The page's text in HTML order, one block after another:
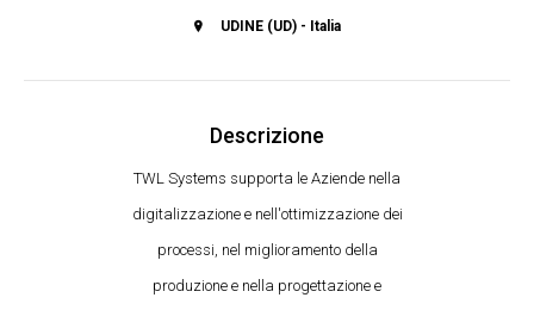
UDINE (UD) - Italia
Descrizione
TWL Systems supporta le Aziende nella
digitalizzazione e nell'ottimizzazione dei
processi, nel miglioramento della
produzione e nella progettazione e